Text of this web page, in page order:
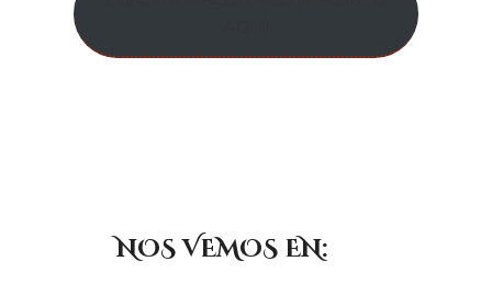
NOS VEMOS EN: